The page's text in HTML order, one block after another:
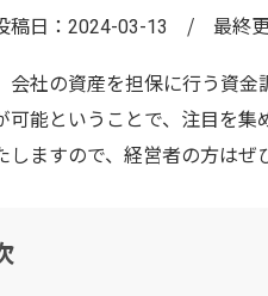
稿日： 2024-03-13 / 最終
社の資産を担保に行う資金
能ということで、注目を集
ますので、経営者の方はぜ